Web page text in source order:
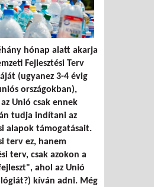
hónap alatt akarja
Fejlesztési Terv
(ugyanez 3-4 évig
országokban),
Unió csak ennek
tudja indítani az
alapok támogatásait.
terv ez, hanem
terv, csak azokon a
ahol az Unió
kíván adni. Még